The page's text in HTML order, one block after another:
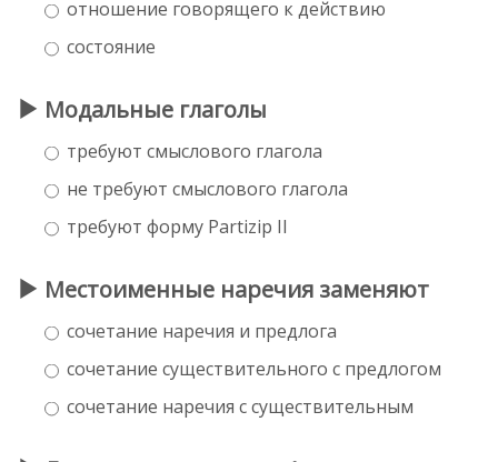
отношение говорящего к действию
состояние
Модальные глаголы
требуют смыслового глагола
не требуют смыслового глагола
требуют форму Partizip II
Местоименные наречия заменяют
сочетание наречия и предлога
сочетание существительного с предлогом
сочетание наречия с существительным